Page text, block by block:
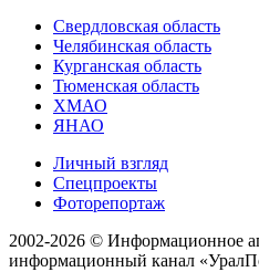
Свердловская область
Челябинская область
Курганская область
Тюменская область
ХМАО
ЯНАО
Личный взгляд
Спецпроекты
Фоторепортаж
2002-2026 © Информационное
информационный канал